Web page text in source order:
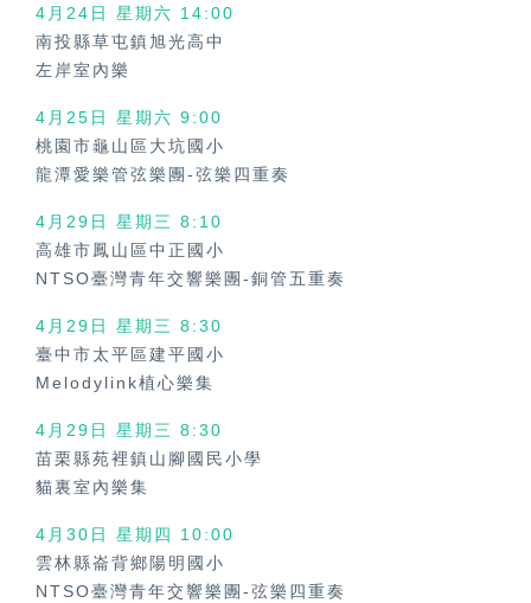
4月24日 星期六 14:00
南投縣草屯鎮旭光高中
左岸室內樂
4月25日 星期六 9:00
桃園市龜山區大坑國小
龍潭愛樂管弦樂團-弦樂四重奏
4月29日 星期三 8:10
高雄市鳳山區中正國小
NTSO臺灣青年交響樂團-銅管五重奏
4月29日 星期三 8:30
臺中市太平區建平國小
Melodylink植心樂集
4月29日 星期三 8:30
苗栗縣苑裡鎮山腳國民小學
貓裏室內樂集
4月30日 星期四
10:00
雲林縣崙背鄉陽明國小
NTSO臺灣青年交響樂團-弦樂四重奏